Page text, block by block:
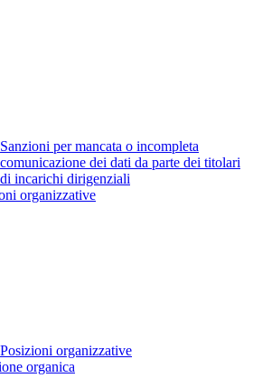
Sanzioni per mancata o incompleta
comunicazione dei dati da parte dei titolari
di incarichi dirigenziali
organizzative
Posizioni organizzative
organica